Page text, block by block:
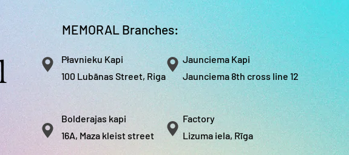
izmēra). Par papildus maksu veicam gravējuma
krāsošanu ar akrila krāsām.
MEMORAL Branches:
Płavnieku Kapi
100 Lubānas Street, Riga
Jaunciema Kapi
Jaunciema 8th cross line 12
Bolderajas kapi
16A, Maza kleist street
Factory
Lizuma iela, Rīga